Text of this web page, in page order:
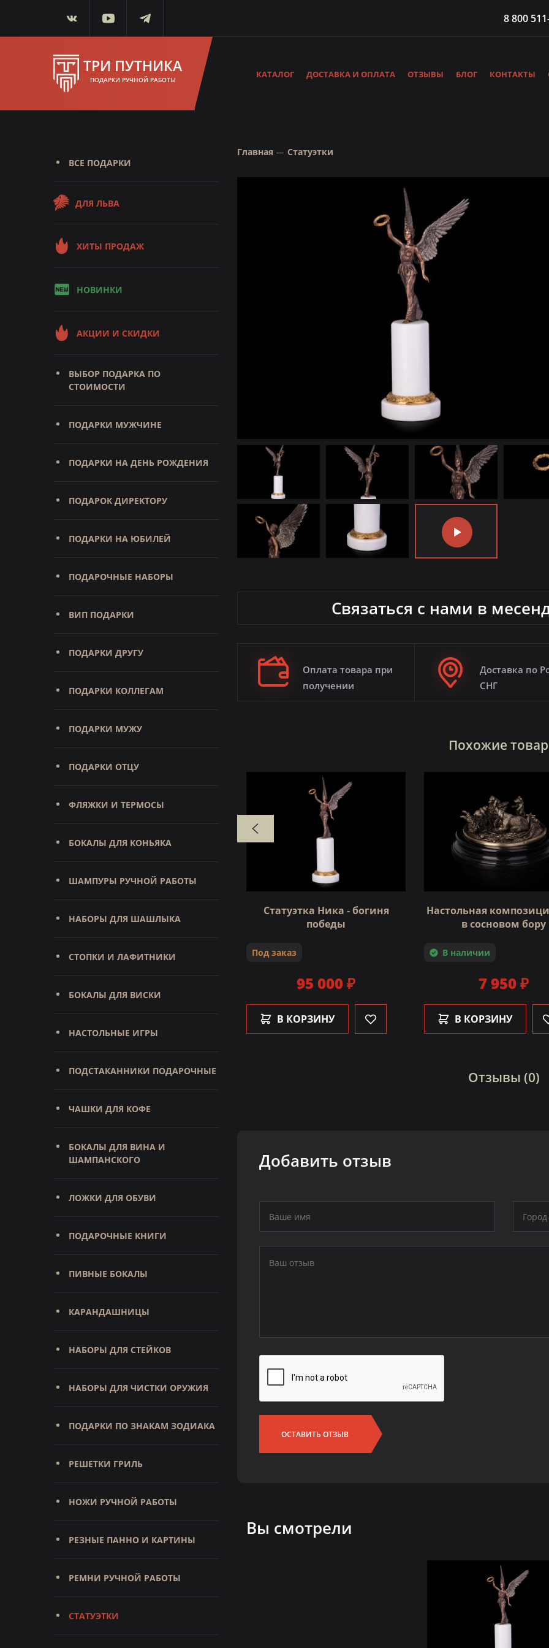
8 800
ТРИ ПУТНИКА
ПОДАРКИ РУЧНОЙ РАБОТЫ
КАТАЛОГ ДОСТАВКА И ОПЛАТА ОТЗЫВЫ БЛОГ КОНТАКТЫ
ВСЕ ПОДАРКИ
ДЛЯ ЛЬВА
ХИТЫ ПРОДАЖ
НОВИНКИ
АКЦИИ И СКИДКИ
ВЫБОР ПОДАРКА ПО
СТОИМОСТИ
ПОДАРКИ МУЖЧИНЕ
ПОДАРКИ НА ДЕНЬ РОЖДЕНИЯ
ПОДАРОК ДИРЕКТОРУ
ПОДАРКИ НА ЮБИЛЕЙ
ПОДАРОЧНЫЕ НАБОРЫ
ВИП ПОДАРКИ
ПОДАРКИ ДРУГУ
ПОДАРКИ КОЛЛЕГАМ
ПОДАРКИ МУЖУ
ПОДАРКИ ОТЦУ
ФЛЯЖКИ И ТЕРМОСЫ
БОКАЛЫ ДЛЯ КОНЬЯКА
ШАМПУРЫ РУЧНОЙ РАБОТЫ
НАБОРЫ ДЛЯ ШАШЛЫКА
СТОПКИ И ЛАФИТНИКИ
БОКАЛЫ ДЛЯ ВИСКИ
НАСТОЛЬНЫЕ ИГРЫ
ПОДСТАКАННИКИ ПОДАРОЧНЫЕ
ЧАШКИ ДЛЯ КОФЕ
БОКАЛЫ ДЛЯ ВИНА И
ШАМПАНСКОГО
ЛОЖКИ ДЛЯ ОБУВИ
ПОДАРОЧНЫЕ КНИГИ
ПИВНЫЕ БОКАЛЫ
КАРАНДАШНИЦЫ
НАБОРЫ ДЛЯ СТЕЙКОВ
НАБОРЫ ДЛЯ ЧИСТКИ ОРУЖИЯ
ПОДАРКИ ПО ЗНАКАМ ЗОДИАКА
РЕШЕТКИ ГРИЛЬ
НОЖИ РУЧНОЙ РАБОТЫ
РЕЗНЫЕ ПАННО И КАРТИНЫ
РЕМНИ РУЧНОЙ РАБОТЫ
СТАТУЭТКИ
Главная Статуэтки
Связаться с нами в
Оплата товара при
получении
Доставка по
СНГ
Похожие
Под заказ
Статуэтка Ника - богиня
победы
Под заказ
95 000 ₽
В КОРЗИНУ
Настольная
в сосновом бору
В наличии
7 950 ₽
В КОРЗИНУ
Отзывы (0)
Добавить отзыв
ОСТАВИТЬ ОТЗЫВ
Вы смотрели